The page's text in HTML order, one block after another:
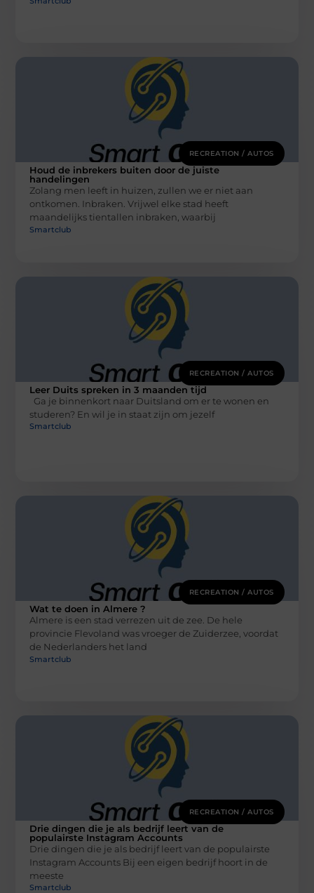
RECREATION / AUTOS
Houd de inbrekers buiten door de juiste
handelingen
Zolang men leeft in huizen, zullen we er niet aan
ontkomen. Inbraken. Vrijwel elke stad heeft
maandelijks tientallen inbraken, waarbij
Smartclub
RECREATION / AUTOS
Leer Duits spreken in 3 maanden tijd
Ga je binnenkort naar Duitsland om er te wonen en
studeren? En wil je in staat zijn om jezelf
Smartclub
RECREATION / AUTOS
Wat te doen in Almere ?
Almere is een stad verrezen uit de zee. De hele
provincie Flevoland was vroeger de Zuiderzee, voordat
de Nederlanders het land
Smartclub
RECREATION / AUTOS
Drie dingen die je als bedrijf leert van de
populairste Instagram Accounts
Drie dingen die je als bedrijf leert van de populairste
Instagram Accounts Bij een eigen bedrijf hoort in de
meeste
Smartclub